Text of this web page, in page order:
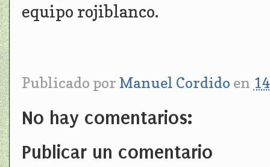
equipo rojiblanco.
Publicado por Manuel Cordido en
No hay comentarios:
Publicar un comentario